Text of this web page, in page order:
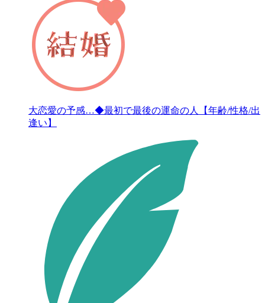
大恋愛の予感…◆最初で最後の運命の人【年齢/性格/出
逢い】